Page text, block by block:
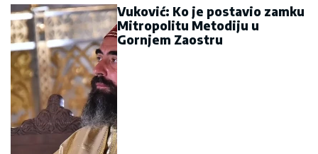
Vuković: Ko je postavio zamku
Mitropolitu Metodiju u
Gornjem Zaostru